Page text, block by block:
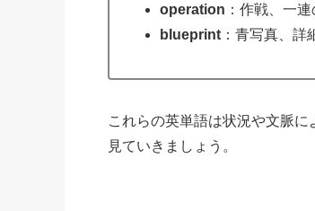
operation ：作戦、一
blueprint ：青写真、詳
これらの英単語は状況や文脈
見ていきましょう。